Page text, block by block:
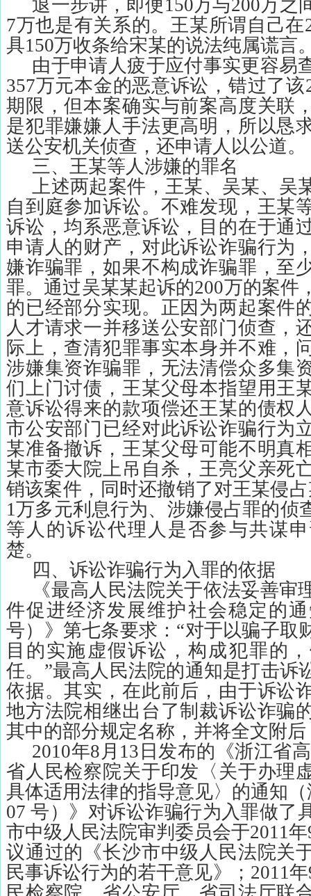
退一步讲，即便 150万与200万之
7万也是有关系的。王某所谓自己在
具150万收条给宋某的说法纯属谎言
由于申请人疲于应付事实更容易
357万元本金的恶意诉讼，错过了该
期限，但本案确实与前案高度关联
是犯罪嫌嫌人手法更高明，所以恳
送公安机关侦查，还申请人以公道。
三、王某等人涉嫌的罪名
上述两起案件，王某、吴某、吴
自到庭参加诉讼。不难发现，王某
诉讼，均系恶意诉讼，目的在于通
申请人的财产，对此诉讼诈骗行为
嫌诈骗罪，如果不构成诈骗罪，至
罪。通过吴某某起诉的200万的案件
的已经部分实现。正因为两起案件
人才请求一并移送公安部门侦查，
际上，查清犯罪事实本身并不难，
涉嫌集资诈骗罪，无法清偿众多集
们上门讨债，王某父母本指望用王
意诉讼得来的款项偿还王某的债权
市公安部门已经对此诉讼诈骗行为
某准备撤诉，王某父母可能不明真
某市委大院上吊自杀，王亮父亲死
销该案件，同时还撤销了对王某侵
1万多元利息行为、涉嫌侵占罪的侦
等人的诉讼代理人是否参与共谋
楚。
四、诉讼诈骗行为入罪的依据
《最高人民法院关于依法妥善审
件促进经济发展维护社会稳定的
号）》第七条要求：“对于以骗子取
目的实施虚假诉讼，构成犯罪的
任。”最高人民法院的通知是打击诉
依据。其实，在此前后，由于诉讼
地方法院相继出台了制裁诉讼诈骗
其中的部分规定名称，并将全文附
2010年8 月 13 日发布的《浙江省
省人民检察院关于印发〈关于办理
具体适用法律的指导意见〉的通知
07号）》对诉讼诈骗行为入罪做了
市中级人民法院审判委员会于2011年
议通过的《长沙市中级人民法院关
民事诉讼行为的若干意见》； 2011年